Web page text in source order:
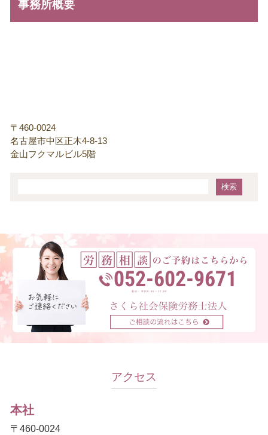
事務所概要
〒460-0024
名古屋市中区正木4-8-13
金山フクマルビル5階
052-602-9671
受付：平日9:00～17:00
アクセス
本社
〒460-0024